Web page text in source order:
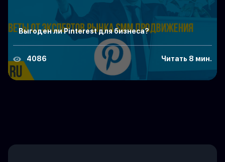
Выгоден ли Pinterest для бизнеса?
4086 Читать 8 мин.